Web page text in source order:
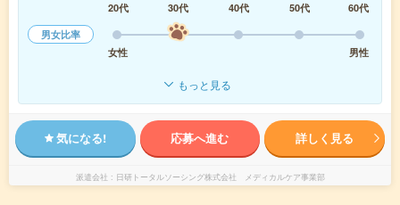
20代 30代 40代 50代
60代
男女比率
女性
男性
もっと見る
気になる! 応募へ進む 詳しく見る
派遣会社 日研トータルソーシング株式会社 メディカルケア事業部